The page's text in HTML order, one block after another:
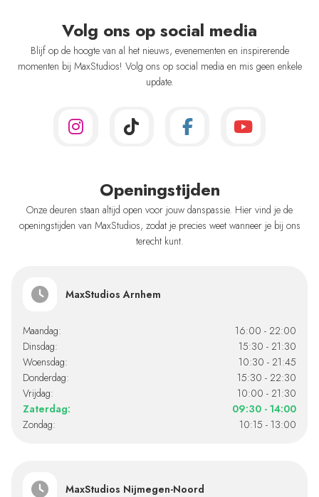
Volg ons op social media
Blijf op de hoogte van al het nieuws, evenementen en inspirerende
momenten bij MaxStudios! Volg ons op social media en mis geen enkele
update.
Openingstijden
Onze deuren staan altijd open voor jouw danspassie. Hier vind je de
openingstijden van MaxStudios, zodat je precies weet wanneer je bij ons
terecht kunt.
MaxStudios Arnhem
Maandag:
16:00 - 22:00
Dinsdag:
15:30 - 21:30
Woensdag:
10:30 - 21:45
Donderdag:
15:30 - 22:30
Vrijdag:
10:00 - 21:30
Zaterdag:
09:30 - 14:00
Zondag:
10:15 - 13:00
MaxStudios Nijmegen-Noord